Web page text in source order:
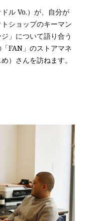
ル Vo.）が、自分が
ショップのキーマン
」について語り合う
FAN」のストアマネ
）さんを訪ねます。